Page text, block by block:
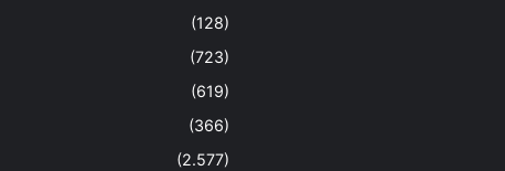
(128)
(723)
(619)
(366)
(2.577)